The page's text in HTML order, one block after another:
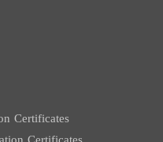
Certificates